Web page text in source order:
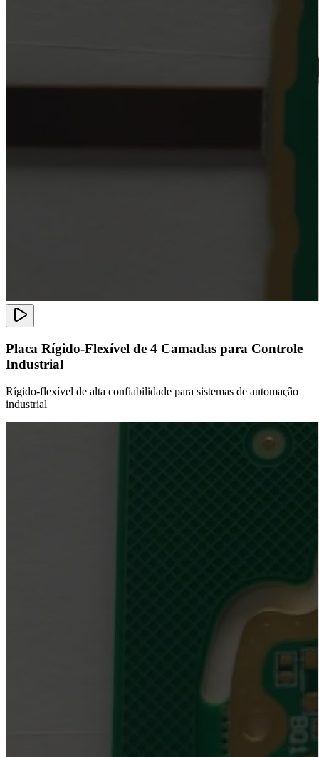
Placa Rígido-Flexível de 4 Camadas para Controle
Industrial
Rígido-flexível de alta confiabilidade para sistemas de automação
industrial